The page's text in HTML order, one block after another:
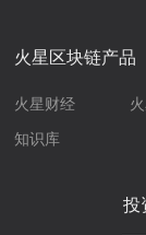
火星区块链产品
火星财经
知识库
投